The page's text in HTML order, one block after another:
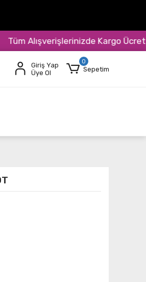
Alışverişlerinizde Kargo Ücretsiz!
Giriş Yap
Üye Ol
0
Sepetim